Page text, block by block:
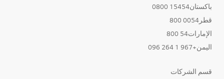
باكستان15454 0800
قطر0054 800
الإمارات54 800
اليمن+967 1 264 096
قسم الشركات